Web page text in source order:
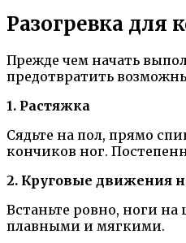
Разогревка для
Прежде чем начать
предотвратить
1. Растяжка
Сядьте на пол, прямо
кончиков ног.
2. Круговые движения
Встаньте ровно, ноги
плавными и мягкими.